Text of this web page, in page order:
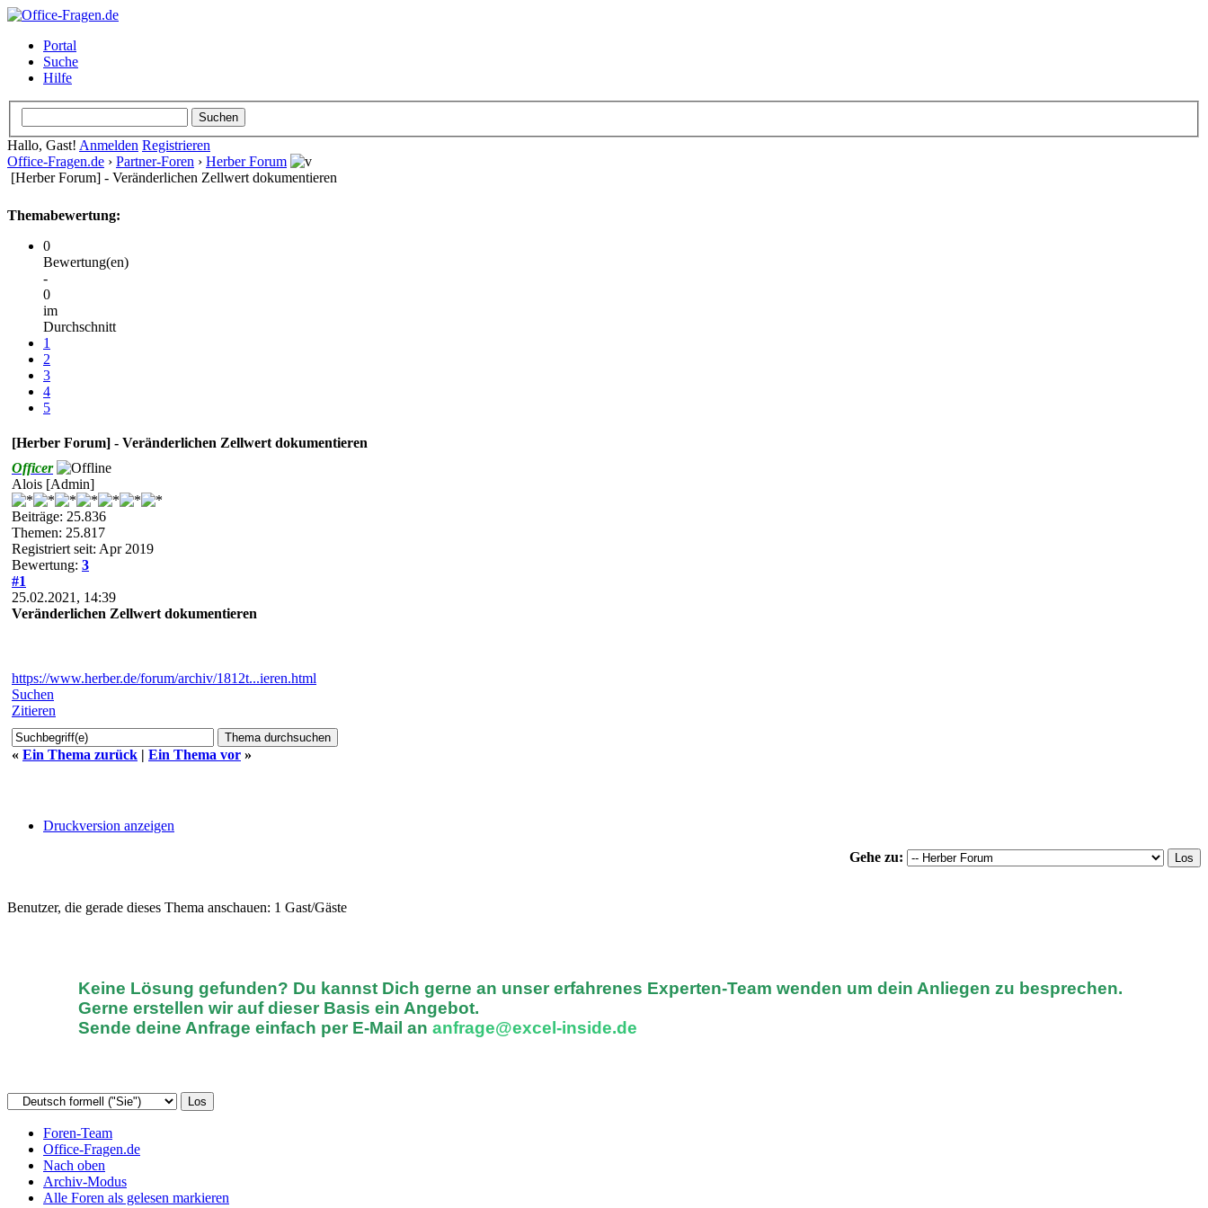
Portal
Suche
Hilfe
Hallo, Gast! Anmelden Registrieren
Office-Fragen.de › Partner-Foren › Herber Forum
[Herber Forum] - Veränderlichen Zellwert dokumentieren
Themabewertung:
0
Bewertung(en)
-
0
im
Durchschnitt
1
2
3
4
5
[Herber Forum] - Veränderlichen Zellwert dokumentieren
Officer
Alois [Admin]
Beiträge: 25.836
Themen: 25.817
Registriert seit: Apr 2019
Bewertung: 3
#1
25.02.2021, 14:39
Veränderlichen Zellwert dokumentieren
https://www.herber.de/forum/archiv/1812t...ieren.html
Suchen
Zitieren
« Ein Thema zurück | Ein Thema vor »
Druckversion anzeigen
Gehe zu:
Benutzer, die gerade dieses Thema anschauen: 1 Gast/Gäste
Keine Lösung gefunden? Du kannst Dich gerne an unser erfahrenes Experten-Team wenden um dein Anliegen zu besprechen.
Gerne erstellen wir auf dieser Basis ein Angebot.
Sende deine Anfrage einfach per E-Mail an anfrage@excel-inside.de
Foren-Team
Office-Fragen.de
Nach oben
Archiv-Modus
Alle Foren als gelesen markieren